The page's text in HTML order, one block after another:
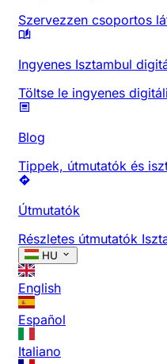
Szervezzen csoportos
Ingyenes Isztambul
Töltse le ingyenes
Blog
Tippek, útmutatók és
Útmutatók
Részletes útmutatók
HU
English
Español
Italiano